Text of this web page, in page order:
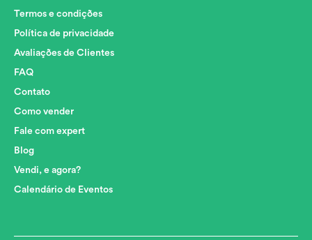
Termos e condições
Política de privacidade
Avaliações de Clientes
FAQ
Contato
Como vender
Fale com expert
Blog
Vendi, e agora?
Calendário de Eventos